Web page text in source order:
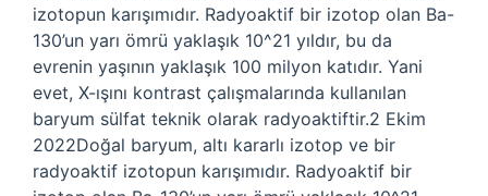
izotopun karışımıdır. Radyoaktif bir izotop olan Ba-
130’un yarı ömrü yaklaşık 10^21 yıldır, bu da
evrenin yaşının yaklaşık 100 milyon katıdır. Yani
evet, X-ışını kontrast çalışmalarında kullanılan
baryum sülfat teknik olarak radyoaktiftir.2 Ekim
2022Doğal baryum, altı kararlı izotop ve bir
radyoaktif izotopun karışımıdır. Radyoaktif bir